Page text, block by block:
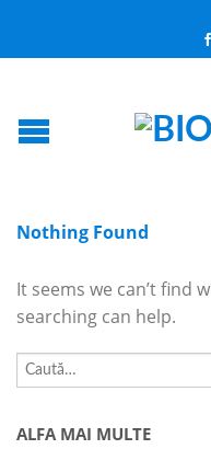
Nothing Found
It seems we can’t find
searching can help.
ALFA MAI MULTE